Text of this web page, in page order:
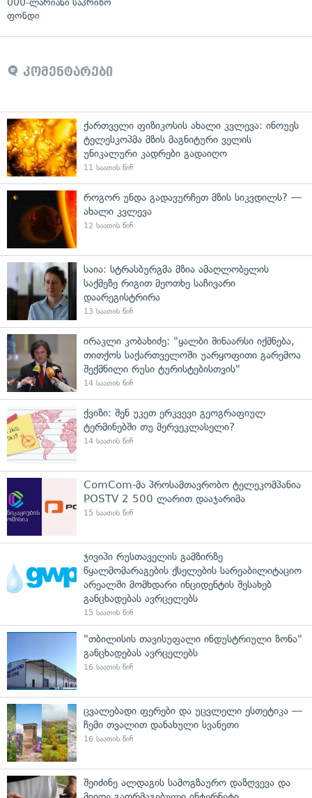
ფონდი
კომენტარები
ქართველი ფიზიკოსის ახალი კვლევა: ინოუეს
ტელესკოპმა მზის მაგნიტური ველის
უნიკალური კადრები გადაიღო
11 საათის წინ
როგორ უნდა გადავურჩეთ მზის სიკვდილს? —
ახალი კვლევა
12 საათის წინ
საია: სტრასბურგმა მზია ამაღლობელის
საქმეზე რიგით მეოთხე საჩივარი
დაარეგისტრირა
13 საათის წინ
ირაკლი კობახიძე: "ყალბი შინაარსი იქმნება,
თითქოს საქართველოში უარყოფითი გარემოა
შექმნილი რუსი ტურისტებისთვის"
14 საათის წინ
ქვიზი: შენ უკეთ ერკვევი გეოგრაფიულ
ტერმინებში თუ მერვეკლასელი?
14 საათის წინ
ComCom-მა პროსამთავრობო ტელეკომპანია
POSTV 2 500 ლარით დააჯარიმა
15 საათის წინ
ჯივიპი რუსთაველის გამზირზე
წყალმომარაგების ქსელების სარეაბილიტაციო
არეალში მომხდარი ინციდენტის შესახებ
განცხადებას ავრცელებს
15 საათის წინ
"თბილისის თავისუფალი ინდუსტრიული ზონა"
განცხადებას ავრცელებს
16 საათის წინ
ცვალებადი ფერები და უცვლელი ესთეტიკა —
ჩემი თვალით დანახული სვანეთი
16 საათის წინ
შეიძინე ალდაგის სამოგზაურო დაზღვევა და